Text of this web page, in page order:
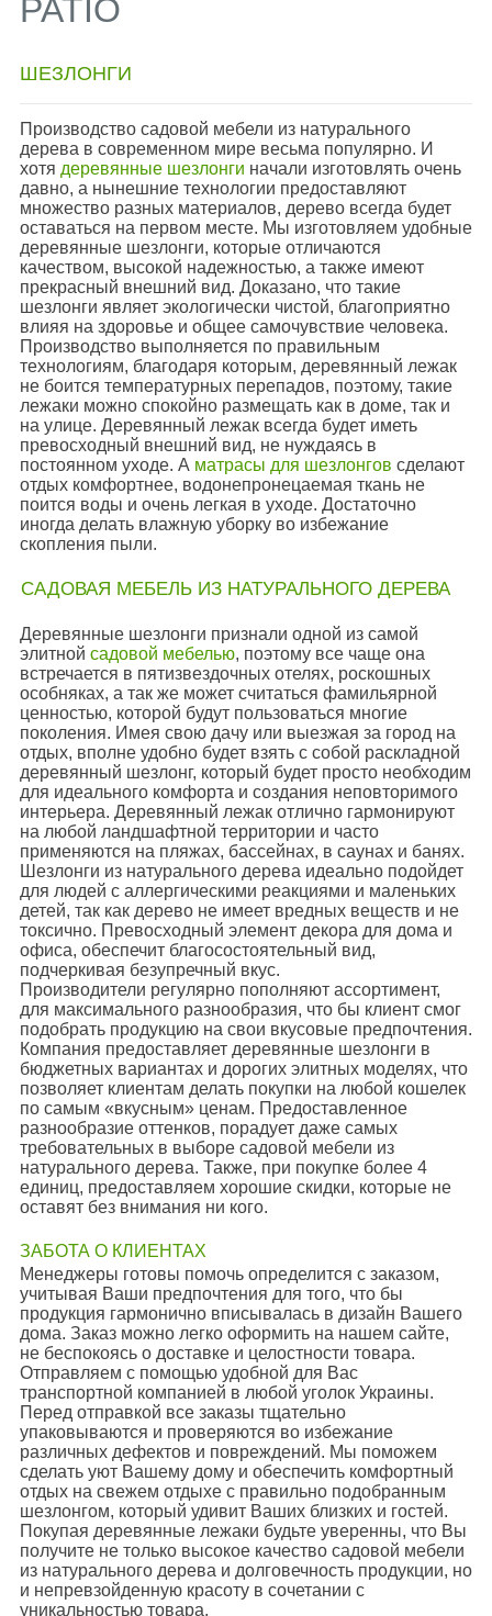
PATIO
ШЕЗЛОНГИ
Производство садовой мебели из натурального
дерева в современном мире весьма популярно. И
хотя деревянные шезлонги начали изготовлять очень
давно, а нынешние технологии предоставляют
множество разных материалов, дерево всегда будет
оставаться на первом месте. Мы изготовляем удобные
деревянные шезлонги, которые отличаются
качеством, высокой надежностью, а также имеют
прекрасный внешний вид. Доказано, что такие
шезлонги являет экологически чистой, благоприятно
влияя на здоровье и общее самочувствие человека.
Производство выполняется по правильным
технологиям, благодаря которым, деревянный лежак
не боится температурных перепадов, поэтому, такие
лежаки можно спокойно размещать как в доме, так и
на улице. Деревянный лежак всегда будет иметь
превосходный внешний вид, не нуждаясь в
постоянном уходе. А матрасы для шезлонгов сделают
отдых комфортнее, водонепронецаемая ткань не
поится воды и очень легкая в уходе. Достаточно
иногда делать влажную уборку во избежание
скопления пыли.
САДОВАЯ МЕБЕЛЬ ИЗ НАТУРАЛЬНОГО ДЕРЕВА
Деревянные шезлонги признали одной из самой
элитной садовой мебелью, поэтому все чаще она
встречается в пятизвездочных отелях, роскошных
особняках, а так же может считаться фамильярной
ценностью, которой будут пользоваться многие
поколения. Имея свою дачу или выезжая за город на
отдых, вполне удобно будет взять с собой раскладной
деревянный шезлонг, который будет просто необходим
для идеального комфорта и создания неповторимого
интерьера. Деревянный лежак отлично гармонируют
на любой ландшафтной территории и часто
применяются на пляжах, бассейнах, в саунах и банях.
Шезлонги из натурального дерева идеально подойдет
для людей с аллергическими реакциями и маленьких
детей, так как дерево не имеет вредных веществ и не
токсично. Превосходный элемент декора для дома и
офиса, обеспечит благосостоятельный вид,
подчеркивая безупречный вкус.
Производители регулярно пополняют ассортимент,
для максимального разнообразия, что бы клиент смог
подобрать продукцию на свои вкусовые предпочтения.
Компания предоставляет деревянные шезлонги в
бюджетных вариантах и дорогих элитных моделях, что
позволяет клиентам делать покупки на любой кошелек
по самым «вкусным» ценам. Предоставленное
разнообразие оттенков, порадует даже самых
требовательных в выборе садовой мебели из
натурального дерева. Также, при покупке более 4
единиц, предоставляем хорошие скидки, которые не
оставят без внимания ни кого.
ЗАБОТА О КЛИЕНТАХ
Менеджеры готовы помочь определится с заказом,
учитывая Ваши предпочтения для того, что бы
продукция гармонично вписывалась в дизайн Вашего
дома. Заказ можно легко оформить на нашем сайте,
не беспокоясь о доставке и целостности товара.
Отправляем с помощью удобной для Вас
транспортной компанией в любой уголок Украины.
Перед отправкой все заказы тщательно
упаковываются и проверяются во избежание
различных дефектов и повреждений. Мы поможем
сделать уют Вашему дому и обеспечить комфортный
отдых на свежем отдыхе с правильно подобранным
шезлонгом, который удивит Ваших близких и гостей.
Покупая деревянные лежаки будьте уверенны, что Вы
получите не только высокое качество садовой мебели
из натурального дерева и долговечность продукции, но
и непревзойденную красоту в сочетании с
уникальностью товара.